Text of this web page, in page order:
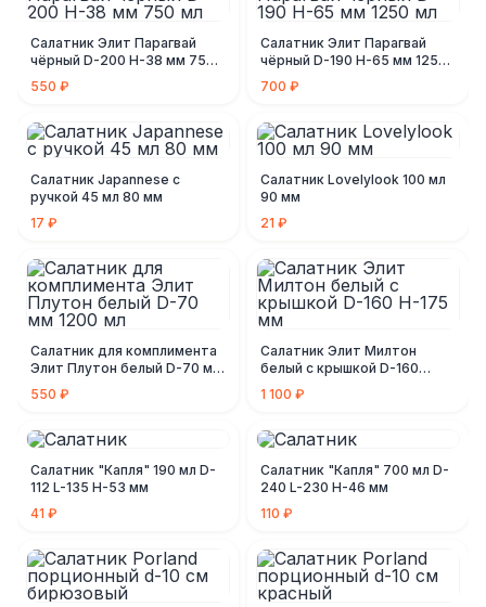
Салатник Элит Парагвай
чёрный D-200 Н-38 мм 750
мл
550 ₽
Салатник Элит Парагвай
чёрный D-190 Н-65 мм 1250
мл
700 ₽
Салатник Japannese с
ручкой 45 мл 80 мм
17 ₽
Салатник Lovelylook 100 мл
90 мм
21 ₽
Салатник для комплимента
Элит Плутон белый D-70 мм
1200 мл
550 ₽
Салатник Элит Милтон
белый с крышкой D-160
Н-175 мм
1 100 ₽
Салатник "Капля" 190 мл D-
112 L-135 H-53 мм
41 ₽
Салатник "Капля" 700 мл D-
240 L-230 H-46 мм
110 ₽